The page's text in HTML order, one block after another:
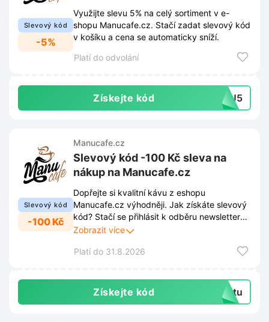
Slevový kód
-5%
Využijte slevu 5% na celý sortiment v e-
shopu Manucafe.cz. Stačí zadat slevový kód
v košíku a cena se automaticky sníží.
Platí do odvolání
Získejte kód ANU5
Slevový kód
-100 Kč
Manucafe.cz
Slevový kód -100 Kč sleva na
nákup na Manucafe.cz
Dopřejte si kvalitní kávu z eshopu
Manucafe.cz výhodněji. Jak získáte slevový
kód? Stačí se přihlásit k odběru newsletteru
prostřednictvím vyskakovacího okna na
první nákup. Přihlášením k odběru získáte
Zobrazit více
Platí do 31.8.2026
Získejte kód extu